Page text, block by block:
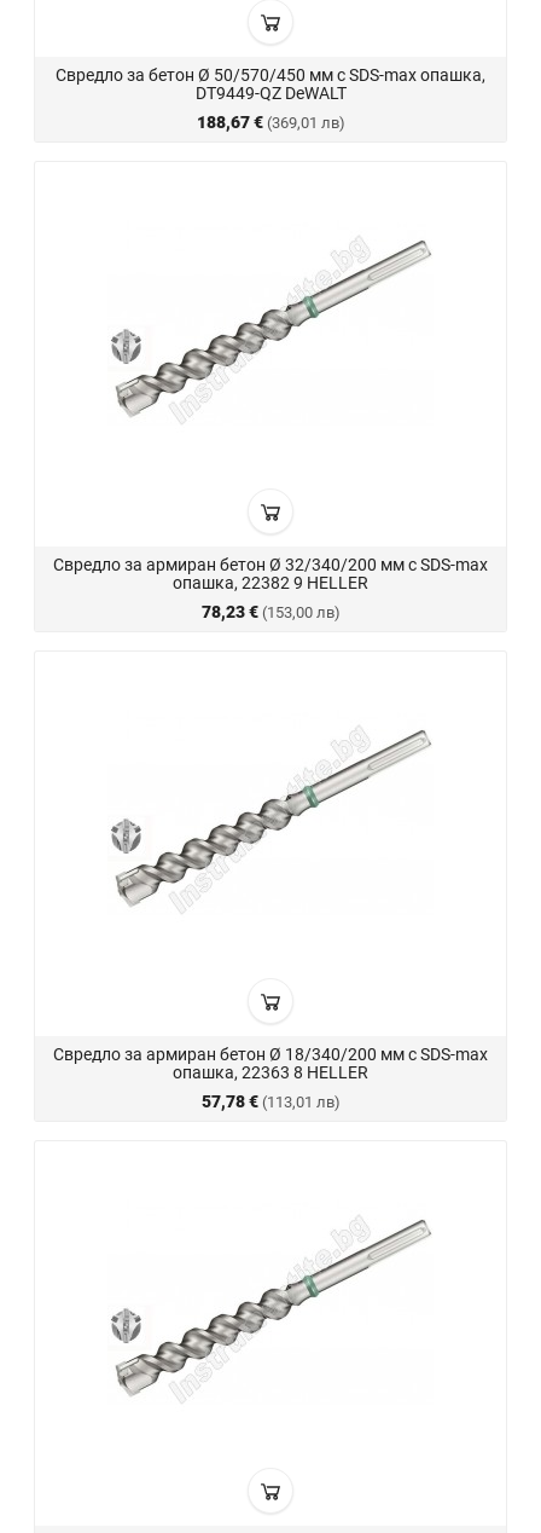
Свредло за бетон Ø 50/570/450 мм с SDS-max опашка,
DT9449-QZ DeWALT
188,67 € (369,01 лв)
Свредло за армиран бетон Ø 32/340/200 мм с SDS-max
опашка, 22382 9 HELLER
78,23 € (153,00 лв)
Свредло за армиран бетон Ø 18/340/200 мм с SDS-max
опашка, 22363 8 HELLER
57,78 € (113,01 лв)